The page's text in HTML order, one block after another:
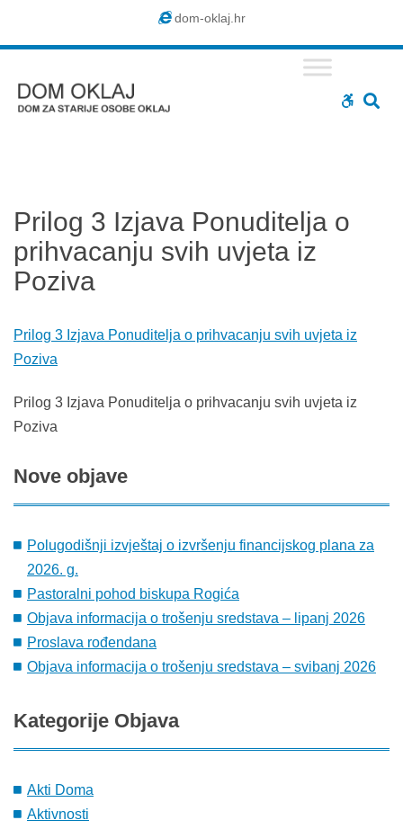
dom-oklaj.hr
WCAG
Prilog 3 Izjava Ponuditelja o
prihvacanju svih uvjeta iz
Poziva
Prilog 3 Izjava Ponuditelja o prihvacanju svih uvjeta iz
Poziva
Prilog 3 Izjava Ponuditelja o prihvacanju svih uvjeta iz
Poziva
Nove objave
Polugodišnji izvještaj o izvršenju financijskog plana za
2026. g.
Pastoralni pohod biskupa Rogića
Objava informacija o trošenju sredstava – lipanj 2026
Proslava rođendana
Objava informacija o trošenju sredstava – svibanj 2026
Kategorije Objava
Akti Doma
Aktivnosti